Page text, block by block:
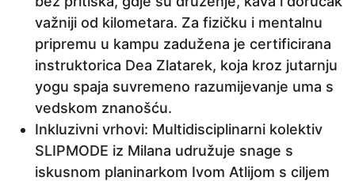
važniji od kilometara. Za fizičku i mentalnu
pripremu u kampu zadužena je certificirana
instruktorica Dea Zlatarek, koja kroz jutarnju
yogu spaja suvremeno razumijevanje uma s
vedskom znanošću.
Inkluzivni vrhovi: Multidisciplinarni kolektiv
SLIPMODE iz Milana udružuje snage s
iskusnom planinarkom Ivom Atlijom s ciljem